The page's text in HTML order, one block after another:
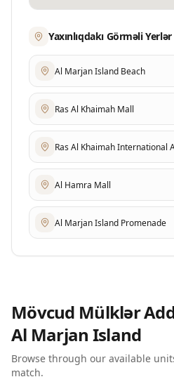
Yaxınlıqdakı Görməli Yerlər
Al Marjan Island Beach
Ras Al Khaimah Mall
Ras Al Khaimah International
Al Hamra Mall
Al Marjan Island Promenade
Mövcud Mülklər
Al Marjan Island
Browse through our available
match.